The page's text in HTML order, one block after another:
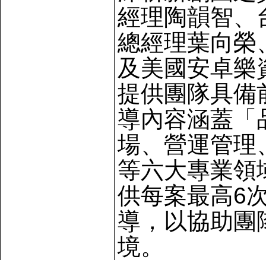
經理陶韻智、
總經理葉向榮
及美國安卓樂
提供團隊具備
導內容涵蓋「
場、營運管理
等六大專業領
供每案最高6
導，以協助團
境。